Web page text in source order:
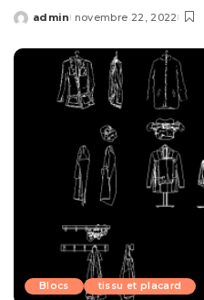
Posted
admin novembre 22, 2022
Blocs tissu et placard